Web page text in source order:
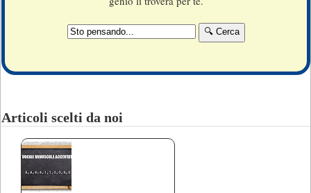
Articoli scelti da noi